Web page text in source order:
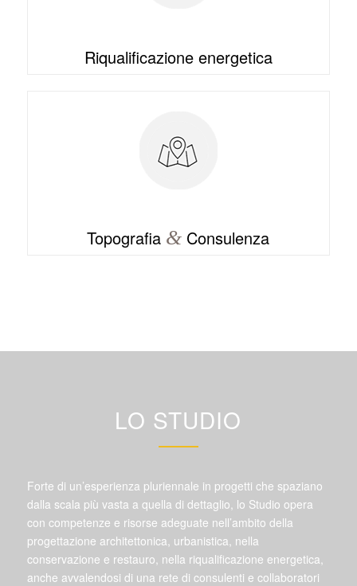
Riqualificazione energetica
Topografia & Consulenza
LO STUDIO
Forte di un’esperienza pluriennale in progetti che spaziano
dalla scala più vasta a quella di dettaglio, lo Studio opera
con competenze e risorse adeguate nell’ambito della
progettazione architettonica, urbanistica, nella
conservazione e restauro, nella riqualificazione energetica,
anche avvalendosi di una rete di consulenti e collaboratori